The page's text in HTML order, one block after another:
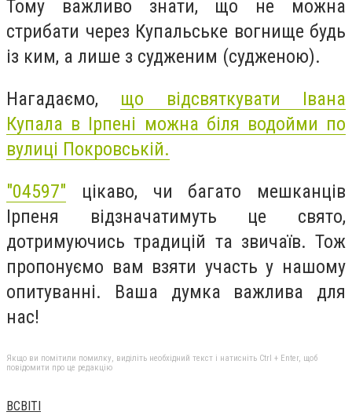
Тому важливо знати, що не можна
стрибати через Купальське вогнище будь
із ким, а лише з судженим (судженою).
Нагадаємо, що відсвяткувати Івана
Купала в Ірпені можна біля водойми по
вулиці Покровській.
"04597" цікаво, чи багато мешканців
Ірпеня відзначатимуть це свято,
дотримуючись традицій та звичаїв. Тож
пропонуємо вам взяти участь у нашому
опитуванні. Ваша думка важлива для
нас!
Якщо ви помітили помилку, виділіть необхідний текст і натисніть Ctrl + Enter, щоб
повідомити про це редакцію
ВСВІТІ